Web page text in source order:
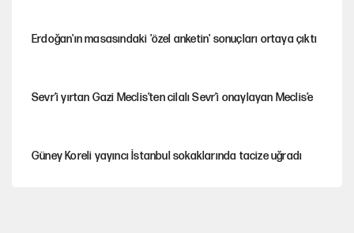
Erdoğan'ın masasındaki 'özel anketin' sonuçları ortaya çıktı
Sevr’i yırtan Gazi Meclis’ten cilalı Sevr’i onaylayan Meclis’e
Güney Koreli yayıncı İstanbul sokaklarında tacize uğradı